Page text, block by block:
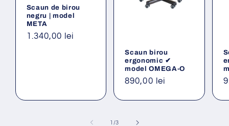
Scaun de birou
negru | model
META
Preț
1.340,00 lei
Scaun birou
ergonomic ✔
model OMEGA-O
Preț
890,00 lei
1 /din
3